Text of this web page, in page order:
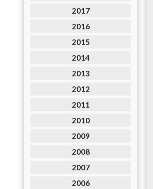
2017
2016
2015
2014
2013
2012
2011
2010
2009
2008
2007
2006